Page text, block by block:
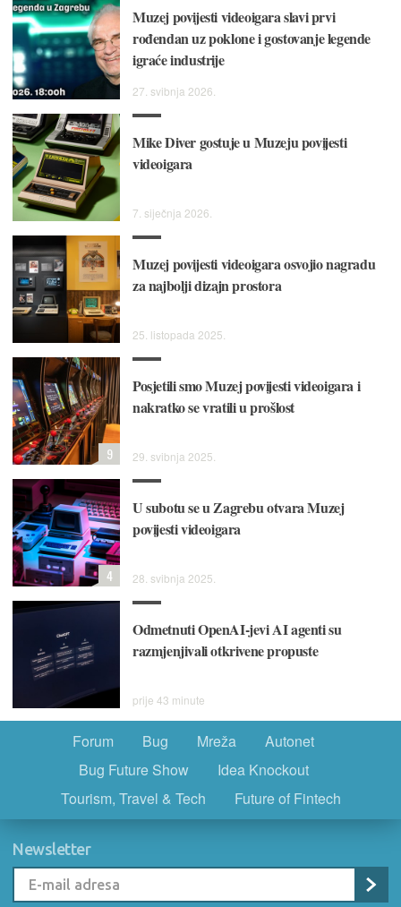
Muzej povijesti videoigara slavi prvi
rođendan uz poklone i gostovanje legende
igraće industrije
27. svibnja 2026.
Mike Diver gostuje u Muzeju povijesti
videoigara
7. siječnja 2026.
Muzej povijesti videoigara osvojio nagradu
za najbolji dizajn prostora
25. listopada 2025.
Posjetili smo Muzej povijesti videoigara i
nakratko se vratili u prošlost
29. svibnja 2025.
9
U subotu se u Zagrebu otvara Muzej
povijesti videoigara
28. svibnja 2025.
4
Odmetnuti OpenAI-jevi AI agenti su
razmjenjivali otkrivene propuste
prije 43 minute
Forum Bug Mreža
Autonet
Bug Future Show
Idea Knockout
Tourism, Travel & Tech
Future of Fintech
Newsletter